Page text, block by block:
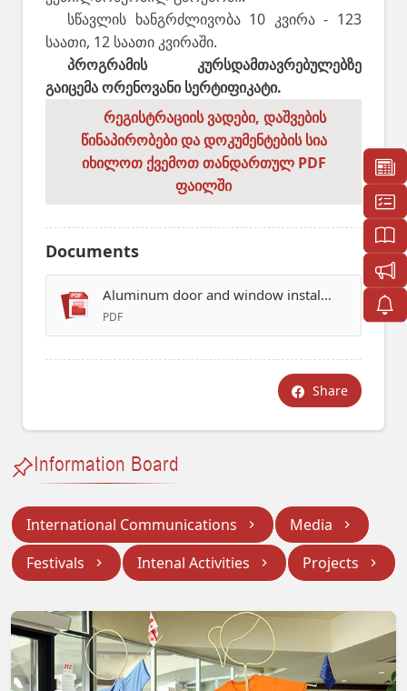
სწავლის ხანგრძლივობა 10 კვირა - 123
საათი, 12 საათი კვირაში.
პროგრამის კურსდამთავრებულებზე
გაიცემა ორენოვანი სერტიფიკატი.
რეგისტრაციის ვადები, დაშვების
წინაპირობები და დოკუმენტების სია
იხილოთ ქვემოთ თანდართულ PDF
ფაილში
Documents
Aluminum door and window installation program
PDF
Share
Information Board
International Communications
Media
Festivals
Intenal Activities Projects